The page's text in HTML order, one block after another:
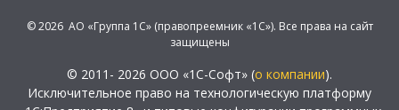
© 2026 АО «Группа 1С» (правопреемник «1С»). Все права на сайт
защищены
© 2011- 2026 ООО «1С-Софт» (о компании).
Исключительное право на технологическую платформу